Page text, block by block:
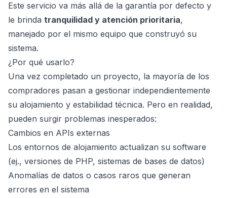
Este servicio va más allá de la garantía por defecto y
le brinda tranquilidad y atención prioritaria,
manejado por el mismo equipo que construyó su
sistema.
¿Por qué usarlo?
Una vez completado un proyecto, la mayoría de los
compradores pasan a gestionar independientemente
su alojamiento y estabilidad técnica. Pero en realidad,
pueden surgir problemas inesperados:
Cambios en APIs externas
Los entornos de alojamiento actualizan su software
(ej., versiones de PHP, sistemas de bases de datos)
Anomalías de datos o casos raros que generan
errores en el sistema